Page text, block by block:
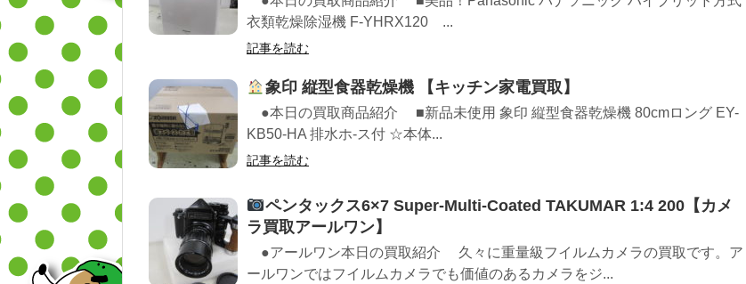
衣類乾燥除湿機 F-YHRX120 ...
記事を読む
象印 縦型食器乾燥機 【キッチン家電買取】
●本日の買取商品紹介 ■新品未使用 象印 縦型食器乾燥機 80cmロング EY-
KB50-HA 排水ホ-ス付 ☆本体...
記事を読む
ペンタックス6×7 Super-Multi-Coated TAKUMAR 1:4 200【カメ
ラ買取アールワン】
●アールワン本日の買取紹介 久々に重量級フイルムカメラの買取です。ア
ールワンではフイルムカメラでも価値のあるカメラをジ...